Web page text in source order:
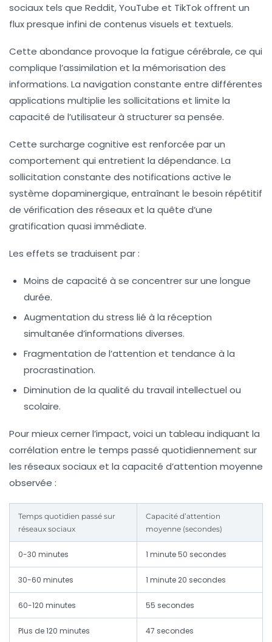
sociaux tels que Reddit, YouTube et TikTok offrent un
flux presque infini de contenus visuels et textuels.
Cette abondance provoque la fatigue cérébrale, ce qui
complique l’assimilation et la mémorisation des
informations. La navigation constante entre différentes
applications multiplie les sollicitations et limite la
capacité de l’utilisateur à structurer sa pensée.
Cette surcharge cognitive est renforcée par un
comportement qui entretient la dépendance. La
sollicitation constante des notifications active le
système dopaminergique, entraînant le besoin répétitif
de vérification des réseaux et la quête d’une
gratification quasi immédiate.
Les effets se traduisent par :
Moins de capacité à se concentrer sur une longue
durée.
Augmentation du stress lié à la réception
simultanée d’informations diverses.
Fragmentation de l’attention et tendance à la
procrastination.
Diminution de la qualité du travail intellectuel ou
scolaire.
Pour mieux cerner l’impact, voici un tableau indiquant la
corrélation entre le temps passé quotidiennement sur
les réseaux sociaux et la capacité d’attention moyenne
observée :
Temps quotidien passé sur
réseaux sociaux
Capacité d’attention
moyenne (secondes)
0-30 minutes 1 minute 50 secondes
30-60 minutes 1 minute 20 secondes
60-120 minutes 55 secondes
Plus de 120 minutes 47 secondes